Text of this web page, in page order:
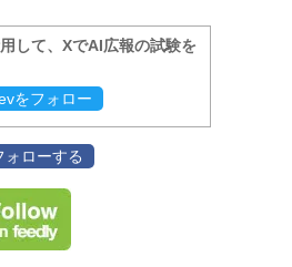
して、XでAI広報の試験を
をフォロー
ローする